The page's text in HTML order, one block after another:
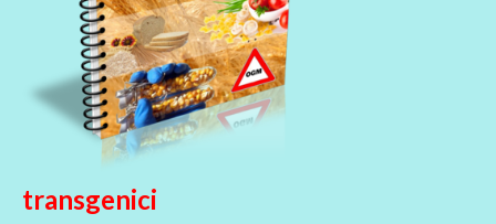
transgenici